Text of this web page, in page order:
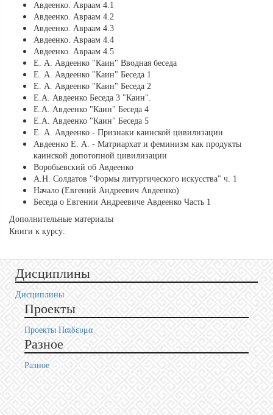
Авдеенко. Авраам 4.1
Авдеенко. Авраам 4.2
Авдеенко. Авраам 4.3
Авдеенко. Авраам 4.4
Авдеенко. Авраам 4.5
Е. А. Авдеенко "Каин" Вводная беседа
Е. А. Авдеенко "Каин" Беседа 1
Е. А. Авдеенко "Каин" Беседа 2
Е.А. Авдеенко Беседа 3 "Каин".
Е.А. Авдеенко "Каин" Беседа 4
Е.А. Авдеенко "Каин" Беседа 5
Е. А. Авдеенко - Признаки каинской цивилизации
Авдеенко Е. А. - Матриархат и феминизм как продукты
каинской допотопной цивилизации
Воробьевский об Авдеенко
А.Н. Солдатов "Формы литургического искусства" ч. 1
Начало (Евгений Андреевич Авдеенко)
Беседа о Евгении Андреевиче Авдеенко Часть 1
Дополнительные материалы
Книги к курсу:
Дисциплины
Дисциплины
Проекты
Проекты Пαιδευμα
Разное
Разное